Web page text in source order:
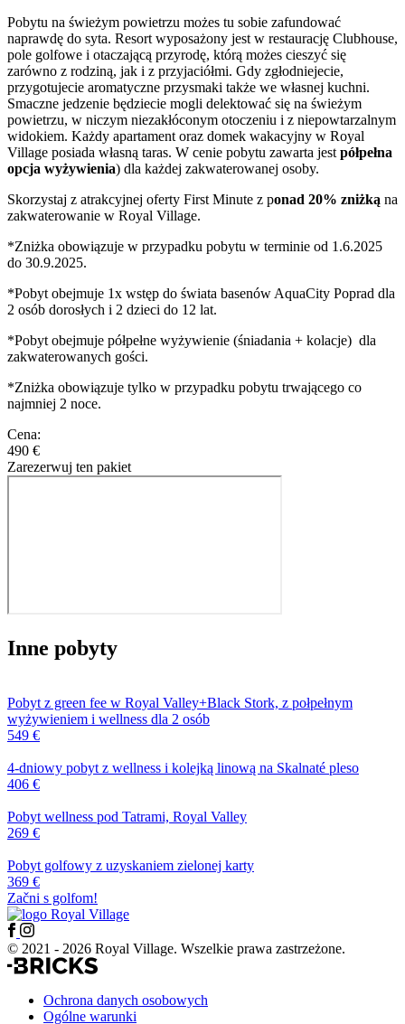
Pobytu na świeżym powietrzu możes tu sobie zafundować
naprawdę do syta. Resort wyposażony jest w restaurację Clubhouse,
pole golfowe i otaczającą przyrodę, którą możes cieszyć się
zarówno z rodziną, jak i z przyjaciółmi. Gdy zgłodniejecie,
przygotujecie aromatyczne przysmaki także we własnej kuchni.
Smaczne jedzenie będziecie mogli delektować się na świeżym
powietrzu, w niczym niezakłóconym otoczeniu i z niepowtarzalnym
widokiem. Każdy apartament oraz domek wakacyjny w Royal
Village posiada własną taras. W cenie pobytu zawarta jest półpełna
opcja wyżywienia) dla każdej zakwaterowanej osoby.
Skorzystaj z atrakcyjnej oferty First Minute z ponad 20% zniżką na
zakwaterowanie w Royal Village.
*Zniżka obowiązuje w przypadku pobytu w terminie od 1.6.2025
do 30.9.2025.
*Pobyt obejmuje 1x wstęp do świata basenów AquaCity Poprad dla
2 osób dorosłych i 2 dzieci do 12 lat.
*Pobyt obejmuje półpełne wyżywienie (śniadania + kolacje) dla
zakwaterowanych gości.
*Zniżka obowiązuje tylko w przypadku pobytu trwającego co
najmniej 2 noce.
Cena:
490 €
Zarezerwuj ten pakiet
Inne pobyty
Pobyt z green fee w Royal Valley+Black Stork, z połpełnym
wyżywieniem i wellness dla 2 osób
549 €
4-dniowy pobyt z wellness i kolejką linową na Skalnaté pleso
406 €
Pobyt wellness pod Tatrami, Royal Valley
269 €
Pobyt golfowy z uzyskaniem zielonej karty
369 €
Začni s golfom!
© 2021 - 2026 Royal Village. Wszelkie prawa zastrzeżone.
Ochrona danych osobowych
Ogólne warunki